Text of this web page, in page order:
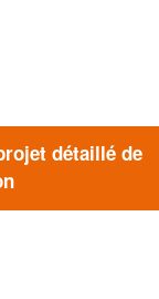
détaillé de